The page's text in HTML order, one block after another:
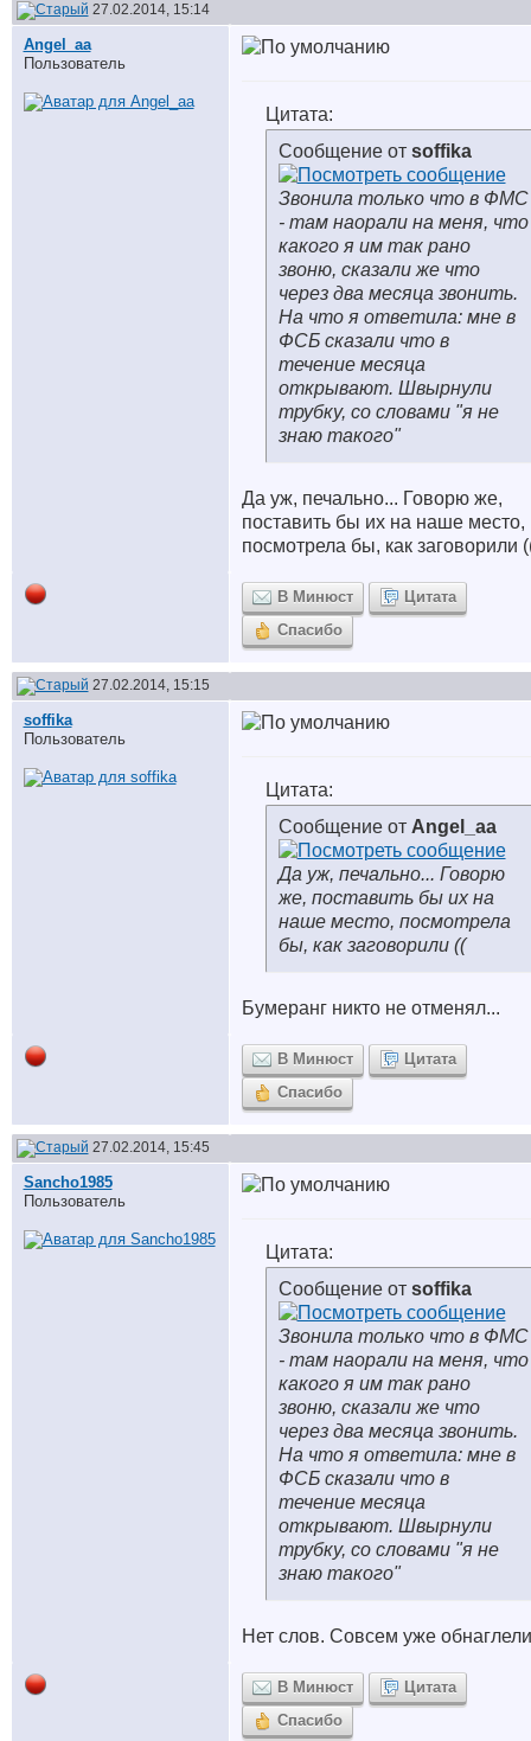
27.02.2014, 15:14
Angel_aa
Пользователь
Цитата:
Сообщение от soffika
Звонила только что в ФМС
- там наорали на меня, что
какого я им так рано
звоню, сказали же что
через два месяца звонить.
На что я ответила: мне в
ФСБ сказали что в
течение месяца
открывают. Швырнули
трубку, со словами "я не
знаю такого"
Да уж, печально... Говорю же,
поставить бы их на наше место,
посмотрела бы, как заговорили
В Минюст
Цитата
Спасибо
27.02.2014, 15:15
soffika
Пользователь
Цитата:
Сообщение от Angel_aa
Да уж, печально... Говорю
же, поставить бы их на
наше место, посмотрела
бы, как заговорили ((
Бумеранг никто не отменял...
В Минюст
Цитата
Спасибо
27.02.2014, 15:45
Sancho1985
Пользователь
Цитата:
Сообщение от soffika
Звонила только что в ФМС
- там наорали на меня, что
какого я им так рано
звоню, сказали же что
через два месяца звонить.
На что я ответила: мне в
ФСБ сказали что в
течение месяца
открывают. Швырнули
трубку, со словами "я не
знаю такого"
Нет слов. Совсем уже обнаглели
В Минюст
Цитата
Спасибо